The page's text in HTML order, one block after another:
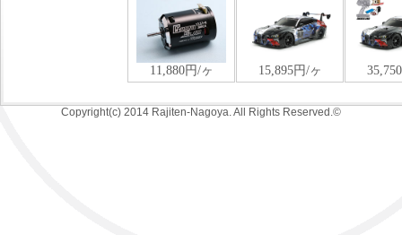
Copyright(c) 2014 Rajiten-Nagoya. All Rights Reserved.©